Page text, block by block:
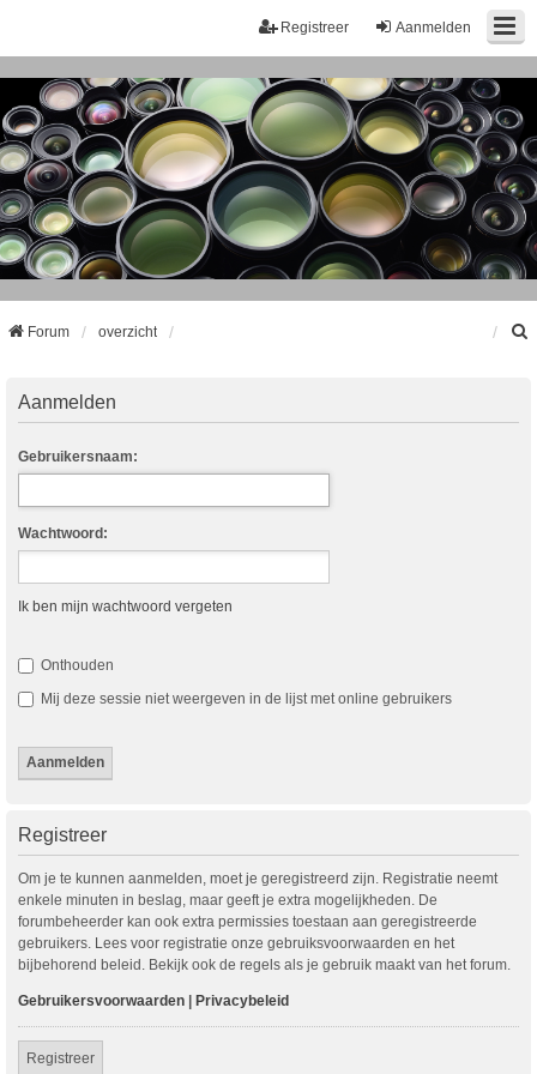
Aanmelden
Registreer
Forum overzicht
Aanmelden
Gebruikersnaam:
Wachtwoord:
Ik ben mijn wachtwoord vergeten
Onthouden
Mij deze sessie niet weergeven in de lijst met online gebruikers
Registreer
Om je te kunnen aanmelden, moet je geregistreerd zijn. Registratie neemt
enkele minuten in beslag, maar geeft je extra mogelijkheden. De
forumbeheerder kan ook extra permissies toestaan aan geregistreerde
gebruikers. Lees voor registratie onze gebruiksvoorwaarden en het
bijbehorend beleid. Bekijk ook de regels als je gebruik maakt van het forum.
Gebruikersvoorwaarden | Privacybeleid
Registreer